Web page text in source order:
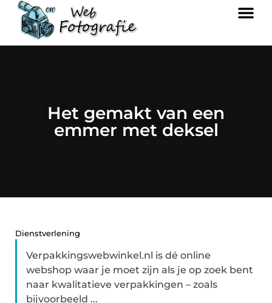
Het gemakt van een
emmer met deksel
Dienstverlening
Verpakkingswebwinkel.nl is dé online
webshop waar je moet zijn als je op zoek bent
naar kwalitatieve verpakkingen – zoals
bijvoorbeeld ...